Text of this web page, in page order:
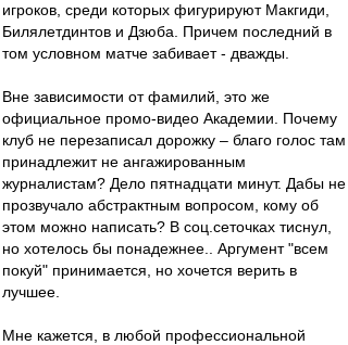
игроков, среди которых фигурируют Макгиди,
Билялетдинтов и Дзюба. Причем последний в
том условном матче забивает - дважды.
Вне зависимости от фамилий, это же
официальное промо-видео Академии. Почему
клуб не перезаписал дорожку – благо голос там
принадлежит не ангажированным
журналистам? Дело пятнадцати минут. Дабы не
прозвучало абстрактным вопросом, кому об
этом можно написать? В соц.сеточках тиснул,
но хотелось бы понадежнее.. Аргумент "всем
покуй" принимается, но хочется верить в
лучшее.
Мне кажется, в любой профессиональной